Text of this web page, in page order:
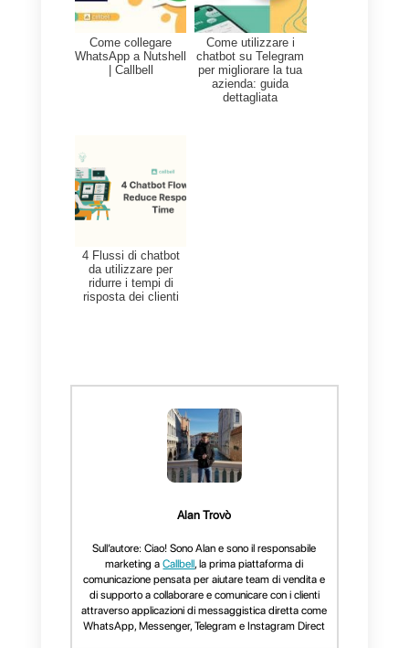
Che cos’è Callbell e perché
ti aiuterà a chiudere più
vendite?
dal vivo che consente alle
aziende di tutte le dimensioni di
personalizzabili e di comunicare
con i clienti tramite varie app di
messaggistica. I team di supporto
domande dei clienti tramite
messaggi di testo. Inoltre, la
piattaforma presenta altre